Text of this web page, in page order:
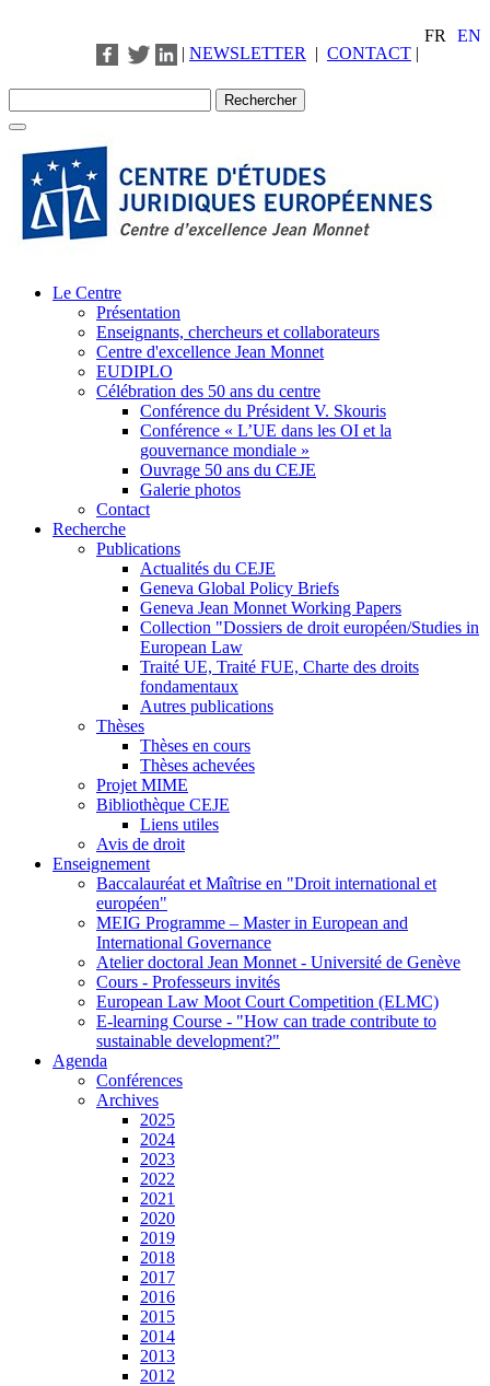
FR
EN
| NEWSLETTER | CONTACT |
Le Centre
Présentation
Enseignants, chercheurs et collaborateurs
Centre d'excellence Jean Monnet
EUDIPLO
Célébration des 50 ans du centre
Conférence du Président V. Skouris
Conférence « L’UE dans les OI et la
gouvernance mondiale »
Ouvrage 50 ans du CEJE
Galerie photos
Contact
Recherche
Publications
Actualités du CEJE
Geneva Global Policy Briefs
Geneva Jean Monnet Working Papers
Collection "Dossiers de droit européen/Studies in
European Law
Traité UE, Traité FUE, Charte des droits
fondamentaux
Autres publications
Thèses
Thèses en cours
Thèses achevées
Projet MIME
Bibliothèque CEJE
Liens utiles
Avis de droit
Enseignement
Baccalauréat et Maîtrise en "Droit international et
européen"
MEIG Programme – Master in European and
International Governance
Atelier doctoral Jean Monnet - Université de Genève
Cours - Professeurs invités
European Law Moot Court Competition (ELMC)
E-learning Course - "How can trade contribute to
sustainable development?"
Agenda
Conférences
Archives
2025
2024
2023
2022
2021
2020
2019
2018
2017
2016
2015
2014
2013
2012